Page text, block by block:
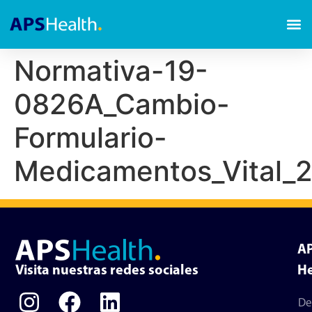
Normativa-19-
0826A_Cambio-
Formulario-
Visita nuestras redes sociales